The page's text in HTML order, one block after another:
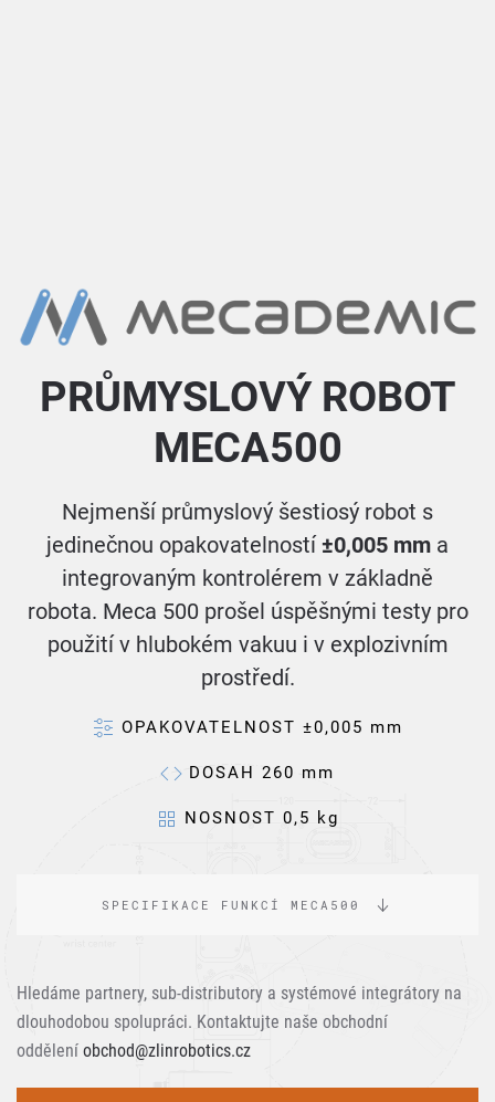
PRŮMYSLOVÝ ROBOT
MECA500
Nejmenší průmyslový šestiosý robot s
jedinečnou opakovatelností±0,005 mm a
integrovaným kontrolérem v základně
robota. Meca 500 prošel úspěšnými testy pro
použití v hlubokém vakuu i v explozivním
prostředí.
OPAKOVATELNOST ±0,005 mm
DOSAH 260 mm
NOSNOST 0,5 kg
SPECIFIKACE FUNKCÍ MECA500
Hledáme partnery, sub-distributory a systémové integrátory na
dlouhodobou spolupráci. Kontaktujte naše obchodní
oddělení obchod@zlinrobotics.cz